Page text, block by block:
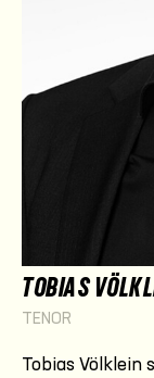
TOBIAS
TENOR
Tobias